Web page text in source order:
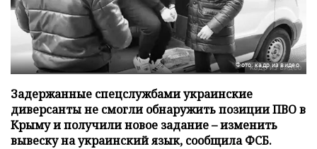
Фото: кадр из видео
Задержанные спецслужбами украинские
диверсанты не смогли обнаружить позиции ПВО в
Крыму и получили новое задание – изменить
вывеску на украинский язык, сообщила ФСБ.